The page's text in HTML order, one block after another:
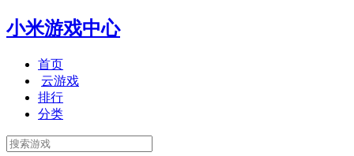
小米游戏中心
首页
云游戏
排行
分类